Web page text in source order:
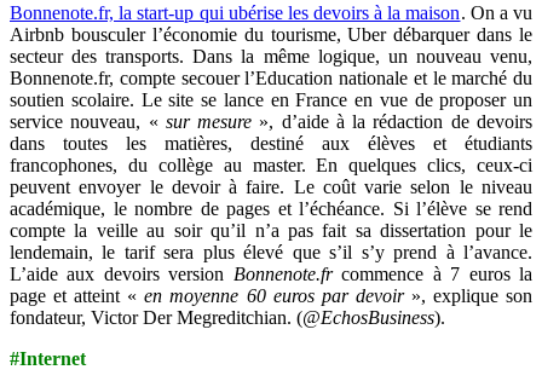
Bonnenote.fr, la start-up qui ubérise les devoirs à la maison. On a vu
Airbnb bousculer l’économie du tourisme, Uber débarquer dans le
secteur des transports. Dans la même logique, un nouveau venu,
Bonnenote.fr, compte secouer l’Education nationale et le marché du
soutien scolaire. Le site se lance en France en vue de proposer un
service nouveau, « sur mesure », d’aide à la rédaction de devoirs
dans toutes les matières, destiné aux élèves et étudiants
francophones, du collège au master. En quelques clics, ceux-ci
peuvent envoyer le devoir à faire. Le coût varie selon le niveau
académique, le nombre de pages et l’échéance. Si l’élève se rend
compte la veille au soir qu’il n’a pas fait sa dissertation pour le
lendemain, le tarif sera plus élevé que s’il s’y prend à l’avance.
L’aide aux devoirs version Bonnenote.frcommence à 7 euros la
page et atteint «en moyenne 60 euros par devoir», explique son
fondateur, Victor Der Megreditchian. (@EchosBusiness).
#Internet